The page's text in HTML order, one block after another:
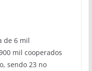
de 6 mil
mil cooperados
sendo 23 no